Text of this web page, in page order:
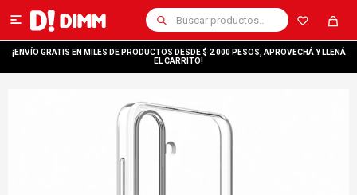

¡ENVÍO GRATIS EN MILES DE PRODUCTOS DESDE $ 2.000 PESOS, APROVECHÁ Y LLENÁ
EL CARRITO!